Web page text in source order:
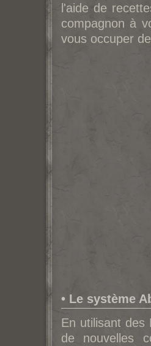
l'aide de
compagnon à
vous occuper
• Le système
En utilisant des
de nouvelles